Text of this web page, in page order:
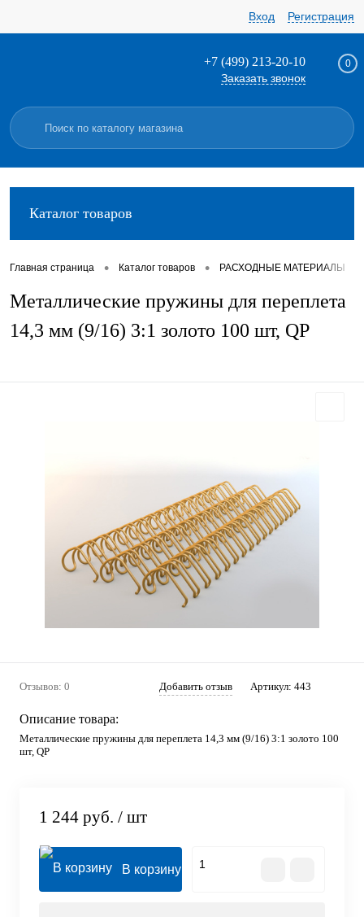
Вход Регистрация
+7 (499) 213-20-10
Заказать звонок
0
Каталог товаров
Главная страница • Каталог товаров • РАСХОДНЫЕ МАТЕРИАЛЫ
Металлические пружины для переплета
14,3 мм (9/16) 3:1 золото 100 шт, QP
Отзывов: 0 Добавить отзыв Артикул: 443
Описание товара:
Металлические пружины для переплета 14,3 мм (9/16) 3:1 золото 100
шт, QP
1 244 руб. / шт
В корзину